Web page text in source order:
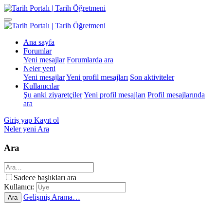
Ana sayfa
Forumlar
Yeni mesajlar Forumlarda ara
Neler yeni
Yeni mesajlarYeni profil mesajları Son aktiviteler
Kullanıcılar
Şu anki ziyaretçilerYeni profil mesajları Profil mesajlarında
ara
Giriş yap Kayıt ol
Neler yeni Ara
Ara
Sadece başlıkları ara
Kullanıcı:
Ara Gelişmiş Arama…